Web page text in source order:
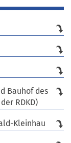
Bauhof des
RDKD)
Kleinhau